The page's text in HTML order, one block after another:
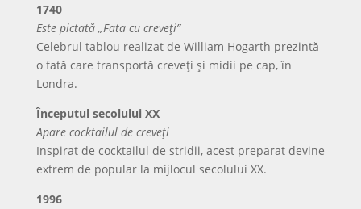
1740
Este pictată „Fata cu creveți”
Celebrul tablou realizat de William Hogarth prezintă
o fată care transportă creveți și midii pe cap, în
Londra.
Începutul secolului XX
Apare cocktailul de creveți
Inspirat de cocktailul de stridii, acest preparat devine
extrem de popular la mijlocul secolului XX.
1996